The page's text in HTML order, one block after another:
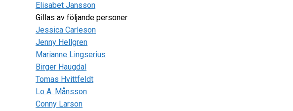
Elisabet Jansson
Gillas av följande personer
Jessica Carleson
Jenny Hellgren
Marianne Lingserius
Birger Haugdal
Tomas Hvittfeldt
Lo A. Månsson
Conny Larson